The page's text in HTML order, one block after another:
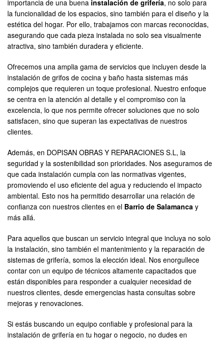
importancia de una buena instalación de grifería, no solo para
la funcionalidad de los espacios, sino también para el diseño y la
estética del hogar. Por ello, trabajamos con marcas reconocidas,
asegurando que cada pieza instalada no solo sea visualmente
atractiva, sino también duradera y eficiente.
Ofrecemos una amplia gama de servicios que incluyen desde la
instalación de grifos de cocina y baño hasta sistemas más
complejos que requieren un toque profesional. Nuestro enfoque
se centra en la atención al detalle y el compromiso con la
excelencia, lo que nos permite ofrecer soluciones que no solo
satisfacen, sino que superan las expectativas de nuestros
clientes.
Además, en DOPISAN OBRAS Y REPARACIONES S.L, la
seguridad y la sostenibilidad son prioridades. Nos aseguramos de
que cada instalación cumpla con las normativas vigentes,
promoviendo el uso eficiente del agua y reduciendo el impacto
ambiental. Esto nos ha permitido desarrollar una relación de
confianza con nuestros clientes en el Barrio de Salamanca y
más allá.
Para aquellos que buscan un servicio integral que incluya no solo
la instalación, sino también el mantenimiento y la reparación de
sistemas de grifería, somos la elección ideal. Nos enorgullece
contar con un equipo de técnicos altamente capacitados que
están disponibles para responder a cualquier necesidad de
nuestros clientes, desde emergencias hasta consultas sobre
mejoras y renovaciones.
Si estás buscando un equipo confiable y profesional para la
instalación de grifería en tu hogar o negocio, no dudes en